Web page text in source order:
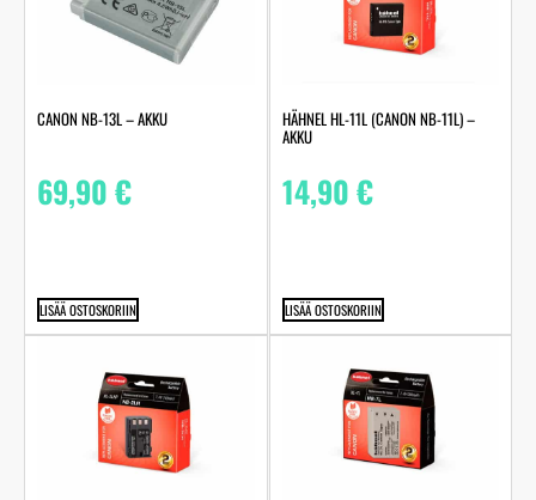
CANON NB-13L – AKKU
69,90€
LISÄÄ OSTOSKORIIN
HÄHNEL HL-11L (CANON NB-11L) –
AKKU
14,90€
LISÄÄ OSTOSKORIIN